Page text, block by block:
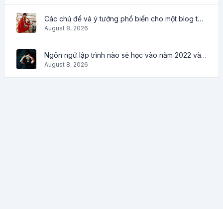
Các chủ đề và ý tưởng phổ biến cho một blog thành công vào năm 2022, cũng như các công cụ hữu ích cho blogger
August 8, 2026
Ngôn ngữ lập trình nào sẽ học vào năm 2022 và những công cụ nào sẽ giúp ích cho các lập trình viên trong các công việc hàng ngày
August 8, 2026